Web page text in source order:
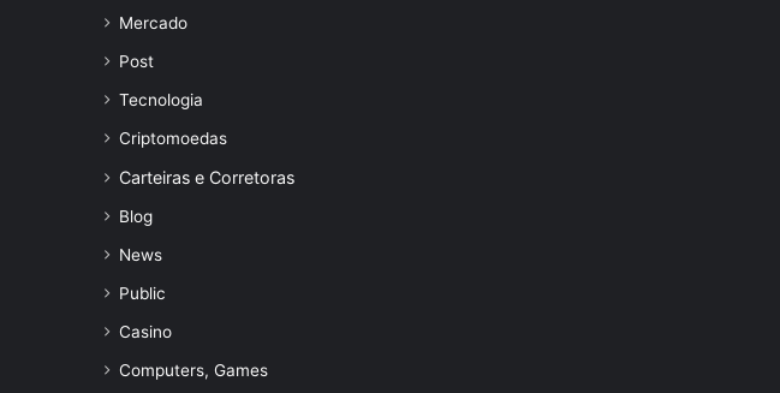
Mercado
Post
Tecnologia
Criptomoedas
Carteiras e Corretoras
Blog
News
Public
Casino
Computers, Games